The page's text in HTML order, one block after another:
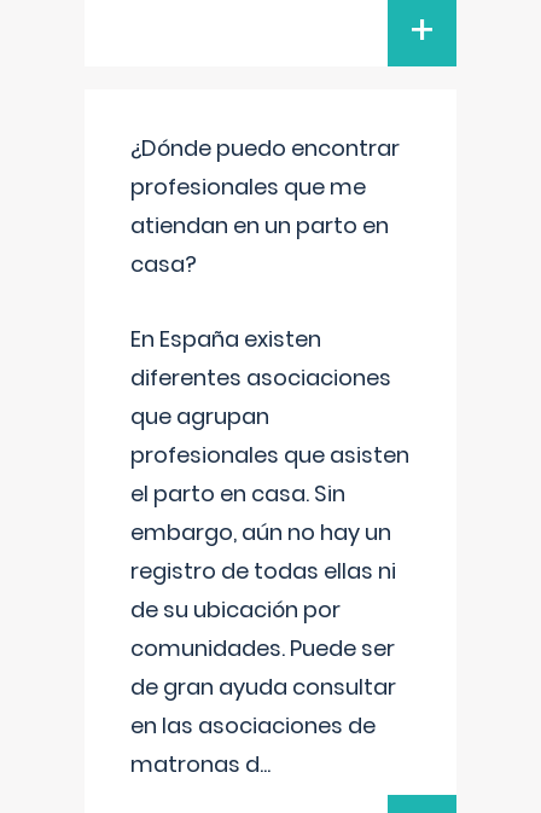
+
¿Dónde puedo encontrar
profesionales que me
atiendan en un parto en
casa?
En España existen
diferentes asociaciones
que agrupan
profesionales que asisten
el parto en casa. Sin
embargo, aún no hay un
registro de todas ellas ni
de su ubicación por
comunidades. Puede ser
de gran ayuda consultar
en las asociaciones de
matronas d...